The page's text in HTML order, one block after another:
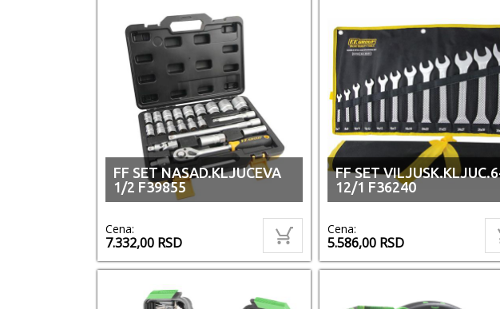
FF SET NASAD.KLJUCEVA
1/2 F39855
Cena:
7.332,00 RSD
FF SET
12/1 F36240
Cena:
5.586,00 RSD